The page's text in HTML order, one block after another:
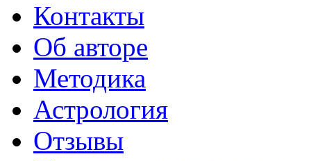
Контакты
Об авторе
Методика
Астрология
Отзывы